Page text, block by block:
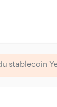
stablecoin